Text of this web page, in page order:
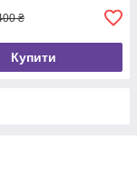
₴
Купити